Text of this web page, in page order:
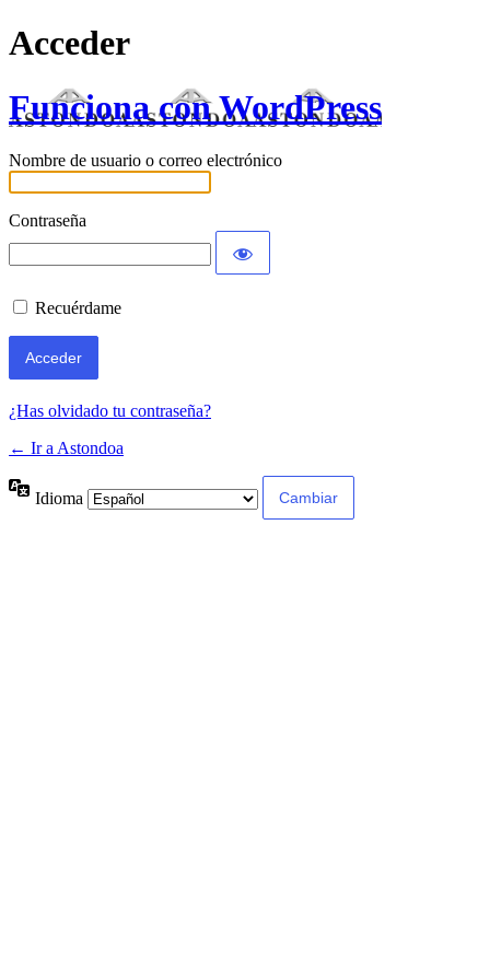
Acceder
Funciona con WordPress
Nombre de usuario o correo electrónico
Contraseña
Recuérdame
¿Has olvidado tu contraseña?
← Ir a Astondoa
Idioma